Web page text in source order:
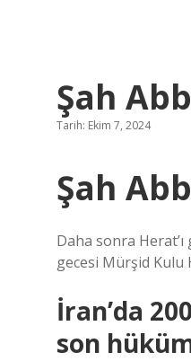
Şah
Tarih: Ekim 7, 2024
Şah
Daha sonra
gecesi Mürşid Kulu
İran’da
son